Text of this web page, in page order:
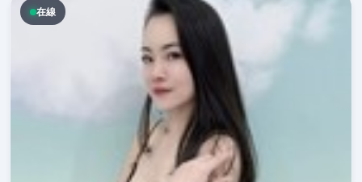
在線